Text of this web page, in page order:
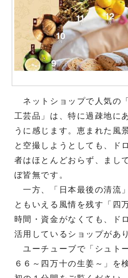
ネットショップで人気の
工芸品」は、特に過疎地に
うに感じます。恵まれた風
と空撮しようとしても、ド
者はほとんどおらず、まし
ぼ皆無です。
一方、「日本最後の清流
ともいえる風情を残す「四
時間・資金がなくても、ド
活用しているショップがあ
ユーチューブで「シュト
６６～四万十の生姜～」を